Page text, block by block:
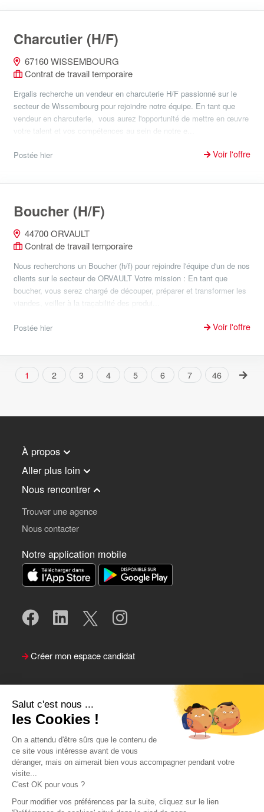
Salut c'est nous ...
les Cookies !
On a attendu d'être sûrs que le contenu de
ce site vous intéresse avant de vous
déranger, mais on aimerait bien vous accompagner pendant votre
visite...
C'est OK pour vous ?
Pour modifier vos préférences par la suite, cliquez sur le lien
Charcutier (H/F)
67160 WISSEMBOURG
Contrat de travail temporaire
Ergalis recherche un vendeur en charcuterie H/F passionné sur le
secteur de Wissembourg pour rejoindre notre équipe. En tant que
vendeur en charcuterie, vous aurez l'opportunité de mettre en œuvre
votre talent et vos compétences au sein de notre e...
Postée hier Voir l'offre
Boucher (H/F)
44700 ORVAULT
Contrat de travail temporaire
Nous recherchons un Boucher (h/f) pour rejoindre l'équipe d'un de nos
clients sur le secteur de ORVAULT Votre mission : En tant que
boucher, vous serez chargé de découper, préparer et transformer les
viandes, veiller à la traçabilité des produi...
Postée hier Voir l'offre
1 2 3 4 5 6 7 46
À propos
Aller plus loin
Nous rencontrer
Trouver une agence
Nous contacter
Notre application mobile
Créer mon espace candidat